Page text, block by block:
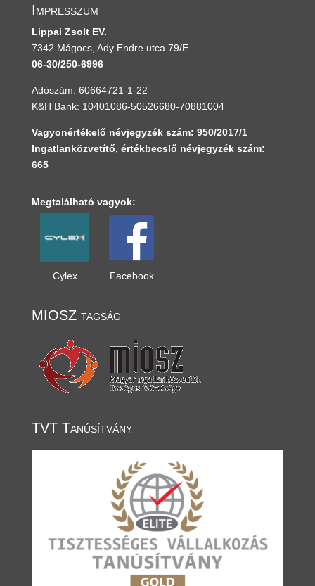
Impresszum
Lippai Zsolt EV.
7342 Mágocs, Ady Endre utca 79/E.
06-30/250-6996
Adószám: 60664721-1-22
K&H Bank: 10401086-50526680-70881004
Vagyonértékelő névjegyzék szám: 950/2017/1
Ingatlanközvetítő, értékbecslő névjegyzék szám:
665
Megtalálható vagyok:
Cylex Facebook
MIOSZ tagság
TVT Tanúsítvány